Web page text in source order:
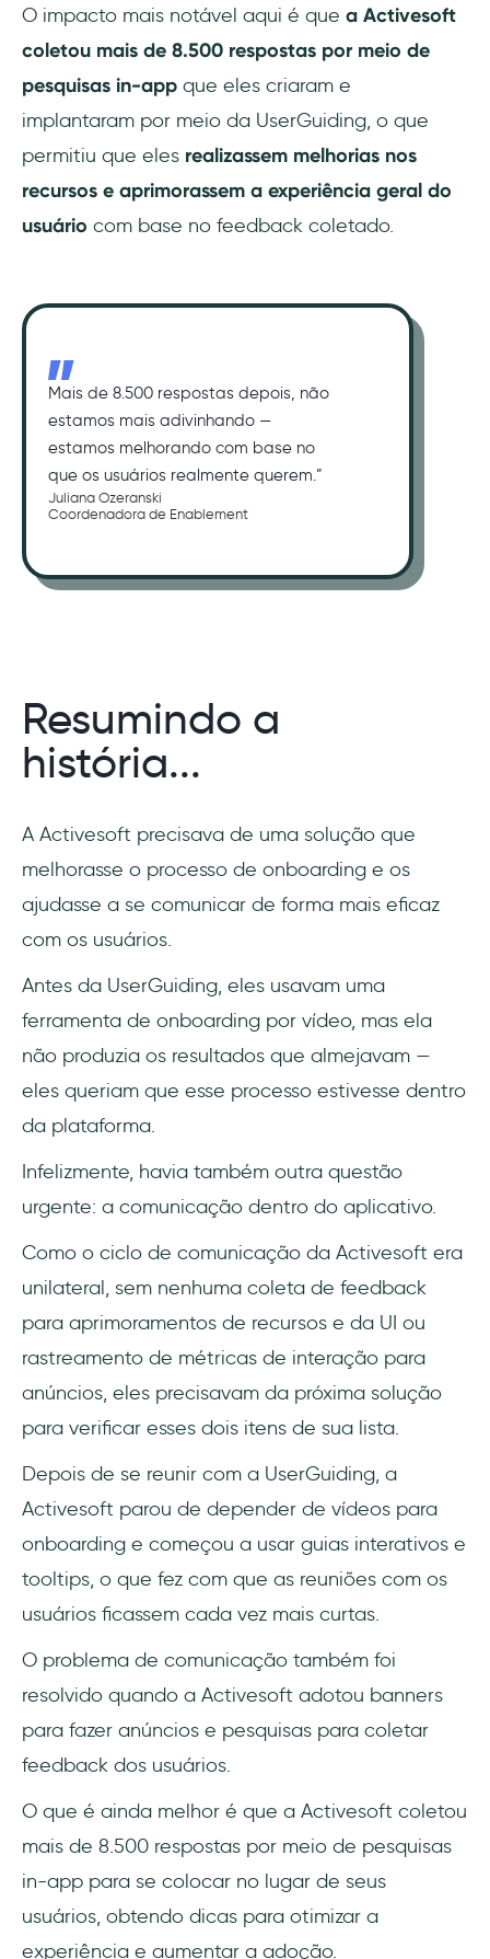
O impacto mais notável aqui é que a Activesoft
coletou mais de 8.500 respostas por meio de
pesquisas in-app que eles criaram e
implantaram por meio da UserGuiding, o que
permitiu que eles realizassem melhorias nos
recursos e aprimorassem a experiência geral do
usuário com base no feedback coletado.
Mais de 8.500 respostas depois, não
estamos mais adivinhando —
estamos melhorando com base no
que os usuários realmente querem.”
Juliana Ozeranski
Coordenadora de Enablement
Resumindo a
história...
A Activesoft precisava de uma solução que
melhorasse o processo de onboarding e os
ajudasse a se comunicar de forma mais eficaz
com os usuários.
Antes da UserGuiding, eles usavam uma
ferramenta de onboarding por vídeo, mas ela
não produzia os resultados que almejavam —
eles queriam que esse processo estivesse dentro
da plataforma.
Infelizmente, havia também outra questão
urgente: a comunicação dentro do aplicativo.
Como o ciclo de comunicação da Activesoft era
unilateral, sem nenhuma coleta de feedback
para aprimoramentos de recursos e da UI ou
rastreamento de métricas de interação para
anúncios, eles precisavam da próxima solução
para verificar esses dois itens de sua lista.
Depois de se reunir com a UserGuiding, a
Activesoft parou de depender de vídeos para
onboarding e começou a usar guias interativos e
tooltips, o que fez com que as reuniões com os
usuários ficassem cada vez mais curtas.
O problema de comunicação também foi
resolvido quando a Activesoft adotou banners
para fazer anúncios e pesquisas para coletar
feedback dos usuários.
O que é ainda melhor é que a Activesoft coletou
mais de 8.500 respostas por meio de pesquisas
in-app para se colocar no lugar de seus
usuários, obtendo dicas para otimizar a
experiência e aumentar a adoção.